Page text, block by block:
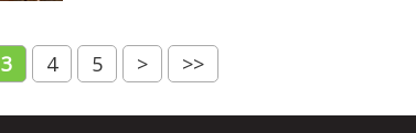
3 4 5 > >>